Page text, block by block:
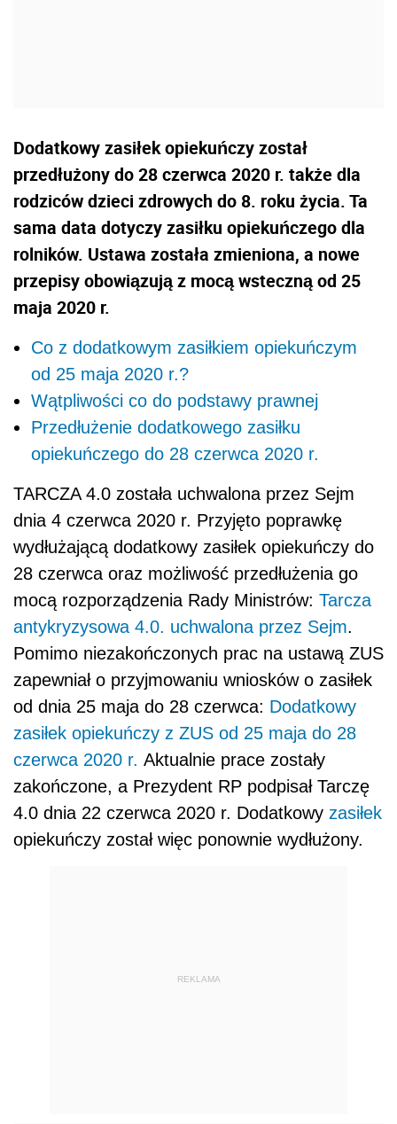
Dodatkowy zasiłek opiekuńczy został
przedłużony do 28 czerwca 2020 r. także dla
rodziców dzieci zdrowych do 8. roku życia. Ta
sama data dotyczy zasiłku opiekuńczego dla
rolników. Ustawa została zmieniona, a nowe
przepisy obowiązują z mocą wsteczną od 25
maja 2020 r.
Co z dodatkowym zasiłkiem opiekuńczym
od 25 maja 2020 r.?
Wątpliwości co do podstawy prawnej
Przedłużenie dodatkowego zasiłku
opiekuńczego do 28 czerwca 2020 r.
TARCZA 4.0 została uchwalona przez Sejm
dnia 4 czerwca 2020 r. Przyjęto poprawkę
wydłużającą dodatkowy zasiłek opiekuńczy do
28 czerwca oraz możliwość przedłużenia go
mocą rozporządzenia Rady Ministrów: Tarcza
antykryzysowa 4.0. uchwalona przez Sejm.
Pomimo niezakończonych prac na ustawą ZUS
zapewniał o przyjmowaniu wniosków o zasiłek
od dnia 25 maja do 28 czerwca: Dodatkowy
zasiłek opiekuńczy z ZUS od 25 maja do 28
czerwca 2020 r. Aktualnie prace zostały
zakończone, a Prezydent RP podpisał Tarczę
4.0 dnia 22 czerwca 2020 r. Dodatkowy zasiłek
opiekuńczy został więc ponownie wydłużony.
REKLAMA